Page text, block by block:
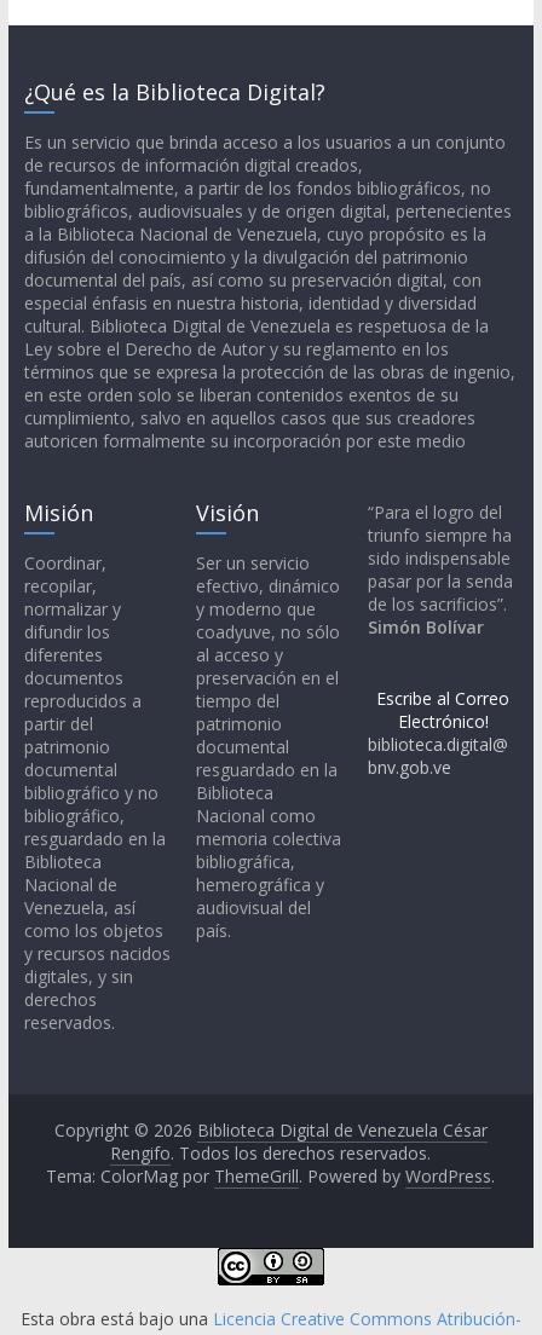
¿Qué es la Biblioteca Digital?
Es un servicio que brinda acceso a los usuarios a un conjunto
de recursos de información digital creados,
fundamentalmente, a partir de los fondos bibliográficos, no
bibliográficos, audiovisuales y de origen digital, pertenecientes
a la Biblioteca Nacional de Venezuela, cuyo propósito es la
difusión del conocimiento y la divulgación del patrimonio
documental del país, así como su preservación digital, con
especial énfasis en nuestra historia, identidad y diversidad
cultural. Biblioteca Digital de Venezuela es respetuosa de la
Ley sobre el Derecho de Autor y su reglamento en los
términos que se expresa la protección de las obras de ingenio,
en este orden solo se liberan contenidos exentos de su
cumplimiento, salvo en aquellos casos que sus creadores
autoricen formalmente su incorporación por este medio
Misión
Coordinar,
recopilar,
normalizar y
difundir los
diferentes
documentos
reproducidos a
partir del
patrimonio
documental
bibliográfico y no
bibliográfico,
resguardado en la
Biblioteca
Nacional de
Venezuela, así
como los objetos
y recursos nacidos
digitales, y sin
derechos
reservados.
Visión
Ser un servicio
efectivo, dinámico
y moderno que
coadyuve, no sólo
al acceso y
preservación en el
tiempo del
patrimonio
documental
resguardado en la
Biblioteca
Nacional como
memoria colectiva
bibliográfica,
hemerográfica y
audiovisual del
país.
“Para el logro del
triunfo siempre ha
sido indispensable
pasar por la senda
de los sacrificios”.
Simón Bolívar
Escribe al Correo
Electrónico!
biblioteca.digital@
bnv.gob.ve
Copyright © 2026 Biblioteca Digital de Venezuela César
Rengifo. Todos los derechos reservados.
Tema: ColorMag por ThemeGrill. Powered byWordPress.
Esta obra está bajo una Licencia Creative Commons Atribución-